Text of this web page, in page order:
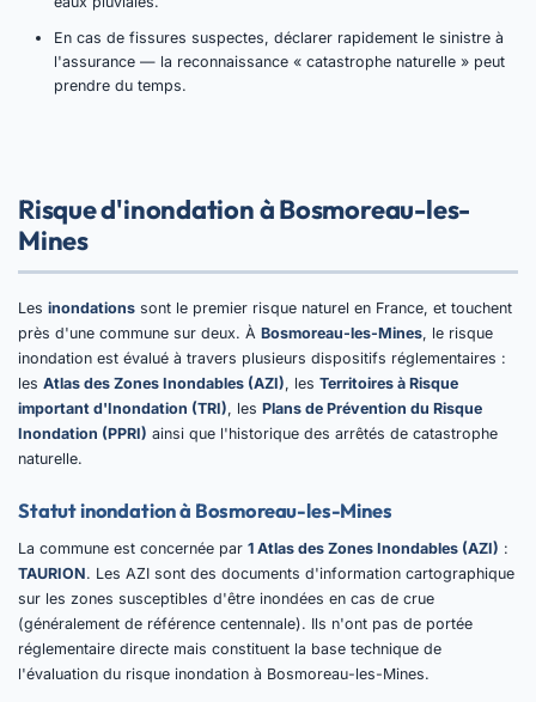
En cas de fissures suspectes, déclarer rapidement le sinistre à
l'assurance — la reconnaissance « catastrophe naturelle » peut
prendre du temps.
Risque d'inondation à Bosmoreau-les-
Mines
Les inondations sont le premier risque naturel en France, et touchent
près d'une commune sur deux. À Bosmoreau-les-Mines, le risque
inondation est évalué à travers plusieurs dispositifs réglementaires :
les Atlas des Zones Inondables (AZI), les Territoires à Risque
important d'Inondation (TRI), les Plans de Prévention du Risque
Inondation (PPRI) ainsi que l'historique des arrêtés de catastrophe
naturelle.
Statut inondation à Bosmoreau-les-Mines
La commune est concernée par 1 Atlas des Zones Inondables (AZI) :
TAURION. Les AZI sont des documents d'information cartographique
sur les zones susceptibles d'être inondées en cas de crue
(généralement de référence centennale). Ils n'ont pas de portée
réglementaire directe mais constituent la base technique de
l'évaluation du risque inondation à Bosmoreau-les-Mines.